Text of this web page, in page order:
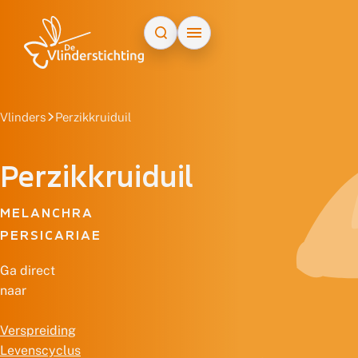
Vlinders Perzikkruiduil
Perzikkruiduil
MELANCHRA
PERSICARIAE
Ga direct
naar
Verspreiding
Levenscyclus